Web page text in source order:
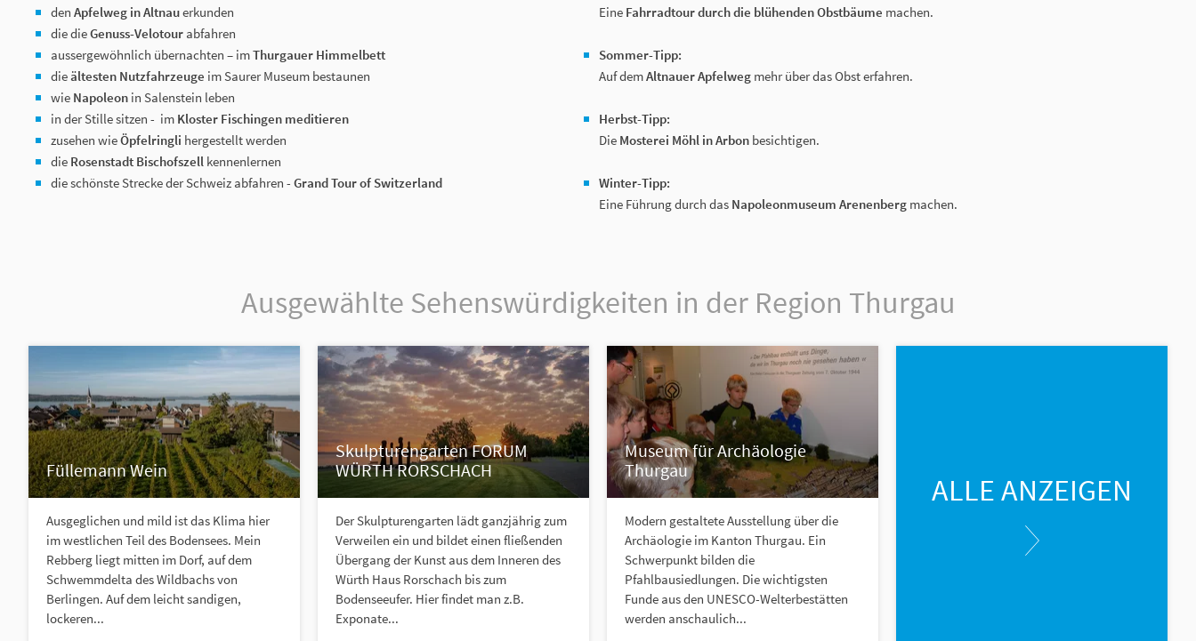
den Apfelweg in Altnauerkunden
die dieGenuss-Velotour abfahren
aussergewöhnlich übernachten – imThurgauer Himmelbett
dieältesten Nutzfahrzeuge im Saurer Museum bestaunen
wie Napoleon in Salenstein leben
in der Stille sitzen - im Kloster Fischingen meditieren
zusehen wieÖpfelringli hergestellt werden
die Rosenstadt Bischofszell kennenlernen
die schönste Strecke der Schweiz abfahren - Grand Tour of Switzerland
Eine Fahrradtour durch die blühenden Obstbäume machen.
Sommer-Tipp:
Auf demAltnauer Apfelweg mehr über das Obst erfahren.
Herbst-Tipp:
Die Mosterei Möhl in Arbon besichtigen.
Winter-Tipp:
Eine Führung durch das Napoleonmuseum Arenenberg machen.
Ausgewählte Sehenswürdigkeiten in der Region Thurgau
Füllemann Wein
Ausgeglichen und mild ist das Klima hier
im westlichen Teil des Bodensees. Mein
Rebberg liegt mitten im Dorf, auf dem
Schwemmdelta des Wildbachs von
Berlingen. Auf dem leicht sandigen,
lockeren...
Skulpturengarten FORUM
WÜRTH RORSCHACH
Der Skulpturengarten lädt ganzjährig zum
Verweilen ein und bildet einen fließenden
Übergang der Kunst aus dem Inneren des
Würth Haus Rorschach bis zum
Bodenseeufer. Hier findet man z.B.
Exponate...
Museum für Archäologie
Thurgau
Modern gestaltete Ausstellung über die
Archäologie im Kanton Thurgau. Ein
Schwerpunkt bilden die
Pfahlbausiedlungen. Die wichtigsten
Funde aus den UNESCO-Welterbestätten
werden anschaulich...
ALLE ANZEIGEN